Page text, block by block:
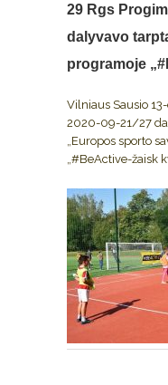
29 Rgs
dalyvavo
programoje
Vilniaus Sausio
2020-09-21/27
„Europos sporto
„#BeActive-žaisk